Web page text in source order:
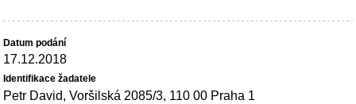
17.12.2018
Petr David, Voršilská 2085/3, 110 00 Praha 1